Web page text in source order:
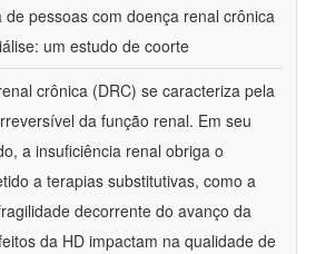
pessoas com doença renal crônica
um estudo de coorte
crônica (DRC) se caracteriza pela
da função renal. Em seu
a insuficiência renal obriga o
a terapias substitutivas, como a
decorrente do avanço da
da HD impactam na qualidade de